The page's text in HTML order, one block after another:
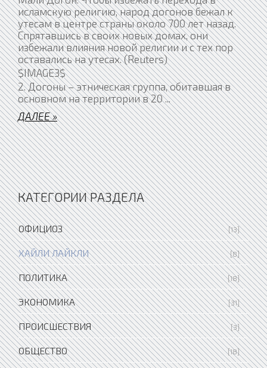
исламскую религию, народ догонов бежал к
утесам в центре страны около 700 лет назад.
Спрятавшись в своих новых домах, они
избежали влияния новой религии и с тех пор
оставались на утесах. (Reuters)
$IMAGE3$
2. Догоны – этническая группа, обитавшая в
основном на территории в 20...
ДАЛЕЕ »
КАТЕГОРИИ РАЗДЕЛА
ОФИЦИОЗ [13]
ХАЙЛИ ЛАЙКЛИ [8]
ПОЛИТИКА [18]
ЭКОНОМИКА [31]
ПРОИСШЕСТВИЯ [3]
ОБЩЕСТВО [18]